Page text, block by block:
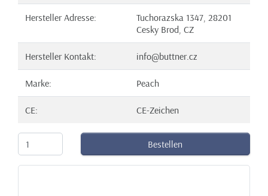
Hersteller Adresse:
Tuchorazska 1347, 28201
Cesky Brod, CZ
Hersteller Kontakt: info@buttner.cz
Marke: Peach
CE: CE-Zeichen
Bestellen